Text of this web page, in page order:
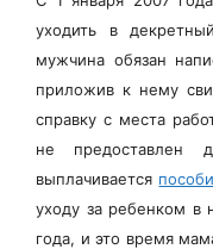
уходить в
мужчина обязан
приложив к нему
справку с места
не предоставлен
выплачивается
уходу за ребенком в
года, и это время